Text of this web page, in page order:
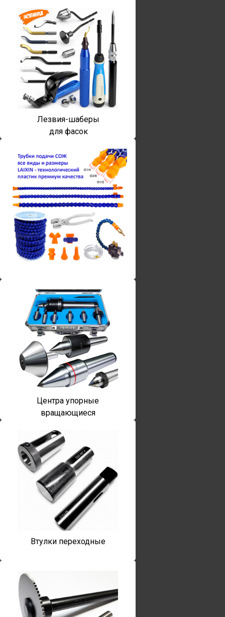
Лезвия-шаберы
для фасок
Винты torx
Центра упорные
вращающиеся
Втулки переходные